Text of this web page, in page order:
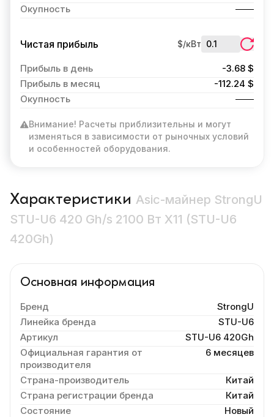
Окупность
Чистая прибыль $/кВт
Прибыль в день
-3.68 $
Прибыль в месяц
-112.24 $
Окупность
Внимание! Расчеты приблизительны и могут
изменяться в зависимости от рыночных условий
и особенностей оборудования.
Характеристики Asic-майнер StrongU
STU-U6 420 Gh/s 2100 Вт X11 (STU-U6
420Gh)
Основная информация
Бренд
StrongU
Линейка бренда
STU-U6
Артикул
STU-U6 420Gh
Официальная гарантия от
производителя
6 месяцев
Страна-производитель
Китай
Страна регистрации бренда
Китай
Состояние
Новый